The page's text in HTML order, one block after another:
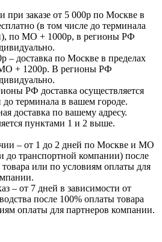
при заказе от 5 000р по Москве в
(в том числе до терминала
по МО + 1000р, в регионы РФ
– доставка по Москве в пределах
+ 1200р. В регионы РФ
РФ доставка осуществляется
терминала в вашем городе.
доставка по вашему адресу.
пунктами 1 и 2 выше.
– от 1 до 2 дней по Москве и МО
до транспортной компании) после
или по условиям оплаты для
– от 7 дней в зависимости от
после 100% оплаты товара
оплаты для партнеров компании.